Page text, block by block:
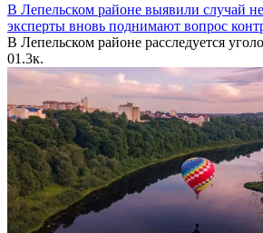
В Лепельском районе выявили случай
эксперты вновь поднимают вопрос
В Лепельском районе расследуется
01.3к.